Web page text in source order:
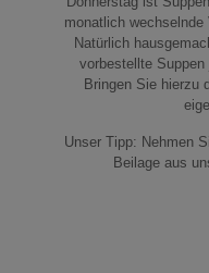
monatlich wechselnde
Natürlich
vorbestellte Suppen
Bringen Sie hierzu
Unser Tipp: Nehmen
Beilage aus